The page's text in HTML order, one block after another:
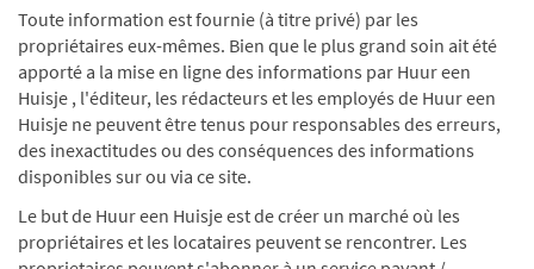
Toute information est fournie (à titre privé) par les
propriétaires eux-mêmes. Bien que le plus grand soin ait été
apporté a la mise en ligne des informations par Huur een
Huisje , l'éditeur, les rédacteurs et les employés de Huur een
Huisje ne peuvent être tenus pour responsables des erreurs,
des inexactitudes ou des conséquences des informations
disponibles sur ou via ce site.
Le but de Huur een Huisje est de créer un marché où les
propriétaires et les locataires peuvent se rencontrer. Les